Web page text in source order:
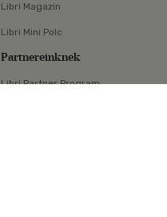
×
Libri Magazin
Libri Mini Polc
Partnereinknek
Libri Partner Program